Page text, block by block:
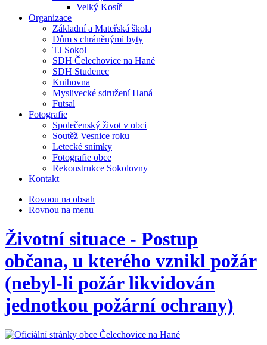
Velký Kosíř
Organizace
Základní a Mateřská škola
Dům s chráněnými byty
TJ Sokol
SDH Čelechovice na Hané
SDH Studenec
Knihovna
Myslivecké sdružení Haná
Futsal
Fotografie
Společenský život v obci
Soutěž Vesnice roku
Letecké snímky
Fotografie obce
Rekonstrukce Sokolovny
Kontakt
Rovnou na obsah
Rovnou na menu
Životní situace - Postup
občana, u kterého vznikl požár
(nebyl-li požár likvidován
jednotkou požární ochrany)